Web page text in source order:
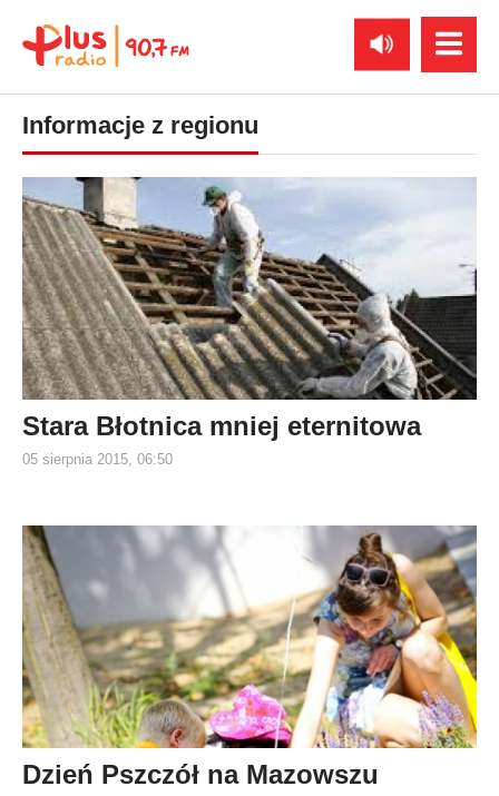
Informacje z regionu
Stara Błotnica mniej eternitowa
05 sierpnia 2015, 06:50
Dzień Pszczół na Mazowszu